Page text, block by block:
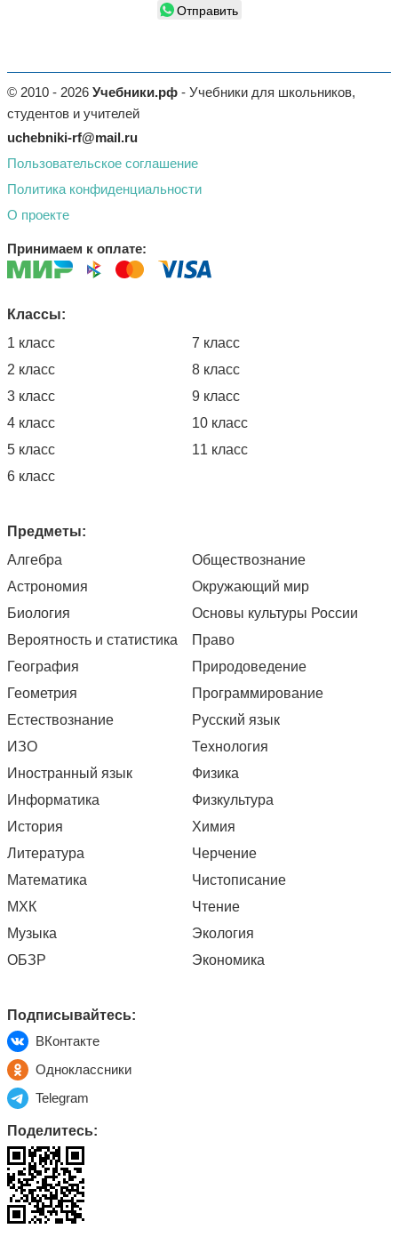
Отправить
© 2010 - 2026 Учебники.рф - Учебники для школьников,
студентов и учителей
uchebniki-rf@mail.ru
Пользовательское соглашение
Политика конфиденциальности
О проекте
Принимаем к оплате:
Классы:
1 класс
2 класс
3 класс
4 класс
5 класс
6 класс
7 класс
8 класс
9 класс
10 класс
11 класс
Предметы:
Алгебра
Астрономия
Биология
Вероятность и статистика
География
Геометрия
Естествознание
ИЗО
Иностранный язык
Информатика
История
Литература
Математика
МХК
Музыка
ОБЗР
Обществознание
Окружающий мир
Основы культуры России
Право
Природоведение
Программирование
Русский язык
Технология
Физика
Физкультура
Химия
Черчение
Чистописание
Чтение
Экология
Экономика
Подписывайтесь:
ВКонтакте
Одноклассники
Telegram
Поделитесь: